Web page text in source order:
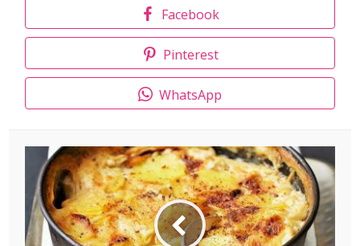
Facebook
Pinterest
WhatsApp